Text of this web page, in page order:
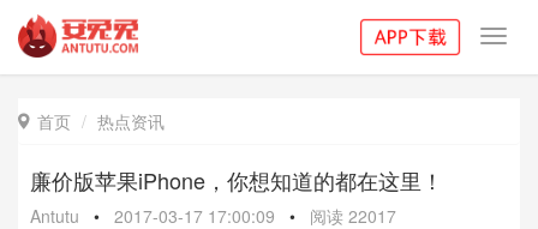
 首页 热点资讯
廉价版苹果iPhone，你想知道的都在这里！
Antutu • 2017-03-17 17:00:09 • 阅读 22017